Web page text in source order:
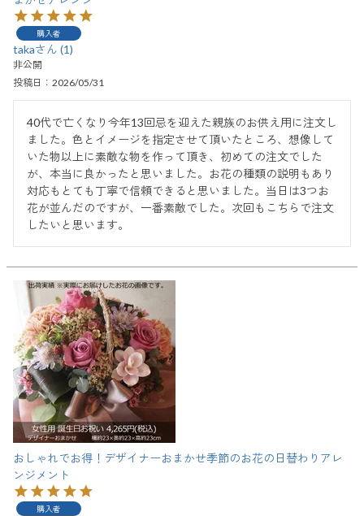
購入者
taka 1
非公開
投稿日
2026/05/31
40代で亡くなり今年13回忌を迎えた親族のお供え用に注文し
ました。色とイメージを指定させて頂いたところ、想像して
いた物以上に素敵な物を作って頂き、初めての注文でした
が、本当に良かったと思いました。お花の種類の説明もあり
対応もとても丁寧で信頼できると思いました。当日は3つお
花が並んだのですが、一番素敵でした。次回もこちらで注文
したいと思います。
おしゃれでお得！デザイナーおまかせ季節のお花の日替わりアレ
ンジメント
購入者